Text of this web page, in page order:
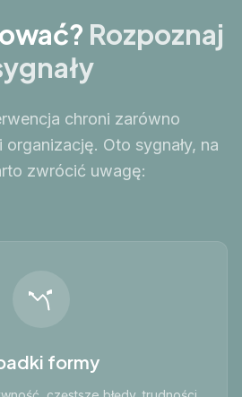
Rozpoznaj
chroni zarówno
Oto sygnały, na
zwrócić uwagę:
formy